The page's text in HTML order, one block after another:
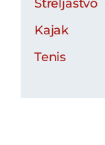
Streljaštvo
Kajak
Tenis